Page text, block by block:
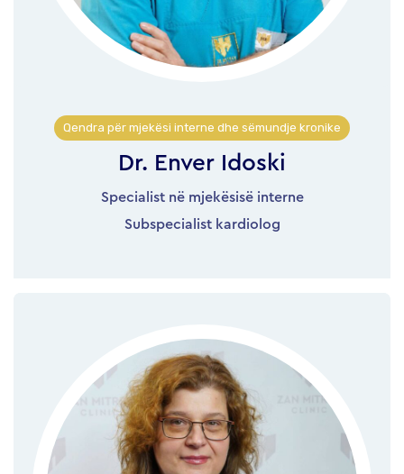
Qendra për mjekësi interne dhe sëmundje kronike
Dr. Enver Idoski
Specialist në mjekësisë interne
Subspecialist kardiolog